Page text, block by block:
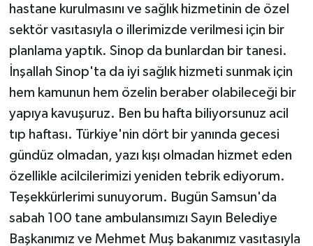
hastane kurulmasını ve sağlık hizmetinin de özel
sektör vasıtasıyla o illerimizde verilmesi için bir
planlama yaptık. Sinop da bunlardan bir tanesi.
İnşallah Sinop'ta da iyi sağlık hizmeti sunmak için
hem kamunun hem özelin beraber olabileceği bir
yapıya kavuşuruz. Ben bu hafta biliyorsunuz acil
tıp haftası. Türkiye'nin dört bir yanında gecesi
gündüz olmadan, yazı kışı olmadan hizmet eden
özellikle acilcilerimizi yeniden tebrik ediyorum.
Teşekkürlerimi sunuyorum. Bugün Samsun'da
sabah 100 tane ambulansımızı Sayın Belediye
Başkanımız ve Mehmet Muş bakanımız vasıtasıyla